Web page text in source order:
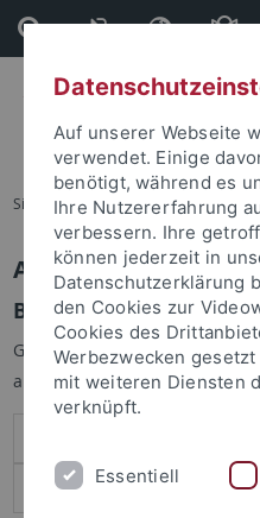
Direkt
zum
Inhalt
Direkt
zur
Fußleiste
Sie sind hier: Startseite
Anmelden
Benutzeranmeldung
Geben Sie Ihren
anzumelden:
Auf unserer Webseite
verwendet. Einige
benötigt, während es
Ihre Nutzererfahrung
verbessern. Ihre
können jederzeit in
Datenschutzerklärung
den Cookies zur
Cookies des
Werbezwecken
mit weiteren Diensten
verknüpft.
Essentiell